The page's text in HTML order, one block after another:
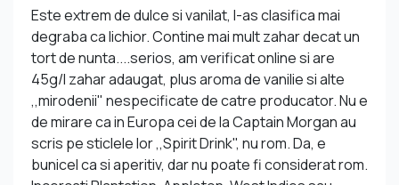
Este extrem de dulce si vanilat, l-as clasifica mai
degraba ca lichior. Contine mai mult zahar decat un
tort de nunta....serios, am verificat online si are
45g/l zahar adaugat, plus aroma de vanilie si alte
,,mirodenii" nespecificate de catre producator. Nu e
de mirare ca in Europa cei de la Captain Morgan au
scris pe sticlele lor ,,Spirit Drink", nu rom. Da, e
bunicel ca si aperitiv, dar nu poate fi considerat rom.